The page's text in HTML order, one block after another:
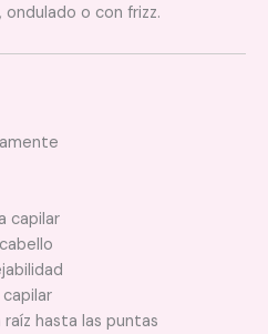
o con frizz.
capilar
hasta las puntas